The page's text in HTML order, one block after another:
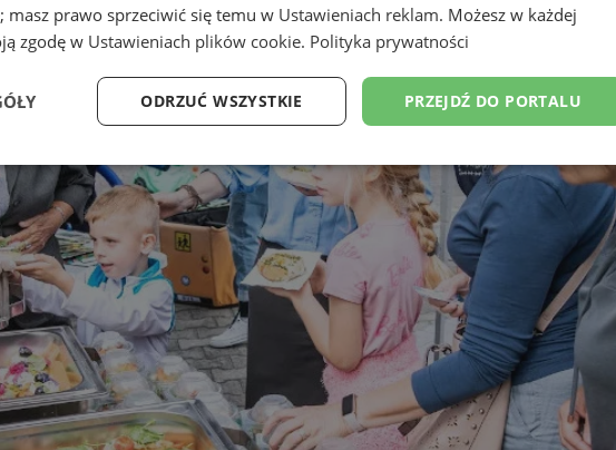
masz prawo sprzeciwić się temu w Ustawieniach reklam. Możesz w każdej
zgodę w Ustawieniach plików cookie. Polityka prywatności
PRZEJDŹ DO PORTALU
ODRZUĆ WSZYSTKIE
Wydajność Targetowanie Funkcjonalność Niesklasyfikowane
Wydajność Targetowanie Funkcjonalność Niesklasyfikowane
korzystanie z podstawowych funkcji strony internetowej, takich jak logowanie użytkownika i
niezbędnych plików cookie nie można prawidłowo korzystać ze strony internetowej.
Provider/
Domena
Okres
przechowywania
Opis